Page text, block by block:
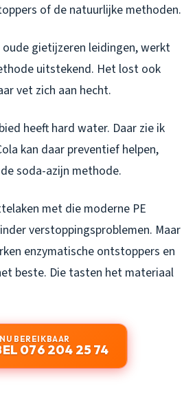
of de natuurlijke methoden.
oude gietijzeren leidingen, werkt
uitstekend. Het lost ook
vet zich aan hecht.
heeft hard water. Daar zie ik
kan daar preventief helpen,
soda-azijn methode.
met die moderne PE
verstoppingsproblemen. Maar
enzymatische ontstoppers en
beste. Die tasten het materiaal
NU BEREIKBAAR
076 204 25 74